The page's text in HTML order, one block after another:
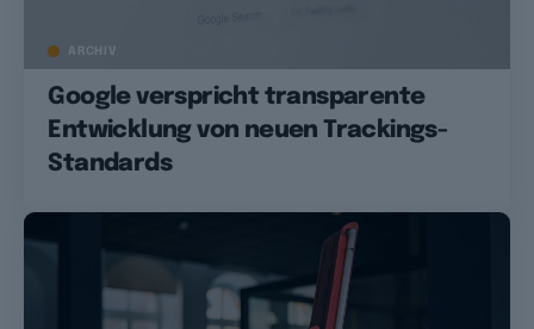
ARCHIV
Google verspricht transparente
Entwicklung von neuen Trackings-
Standards